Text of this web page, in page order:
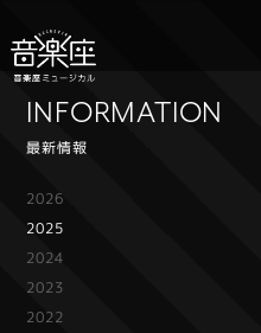
INFORMATION
最新情報
2026
2025
2024
2023
2022